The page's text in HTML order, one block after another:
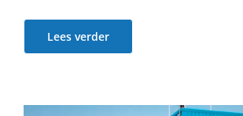
Lees verder